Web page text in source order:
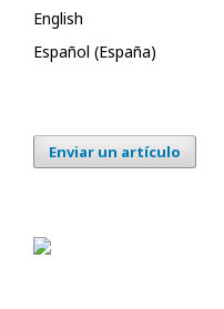
English
Español (España)
Enviar un artículo